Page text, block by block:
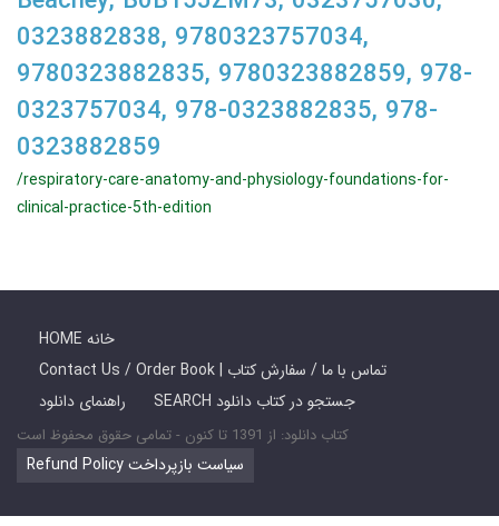
0323882838, 9780323757034,
9780323882835, 9780323882859, 978-
0323757034, 978-0323882835, 978-
0323882859
/respiratory-care-anatomy-and-physiology-foundations-for-
clinical-practice-5th-edition
HOME خانه
Contact Us / Order Book | تماس با ما / سفارش کتاب
راهنمای دانلود
SEARCH جستجو در کتاب دانلود
کتاب دانلود: از 1391 تا کنون - تمامی حقوق محفوظ است
Refund Policy سیاست بازپرداخت